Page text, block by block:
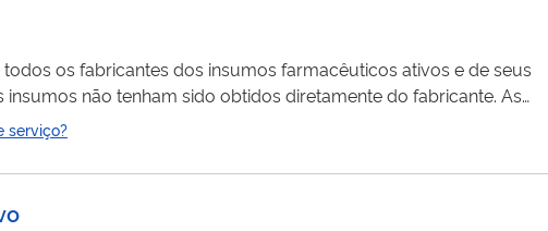
os fabricantes dos insumos farmacêuticos ativos e de seus
não tenham sido obtidos diretamente do fabricante. As
O cadastro não é aplicado a empresas
serviço?